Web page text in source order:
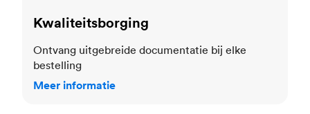
Kwaliteitsborging
Ontvang uitgebreide documentatie bij elke
bestelling
Meer informatie